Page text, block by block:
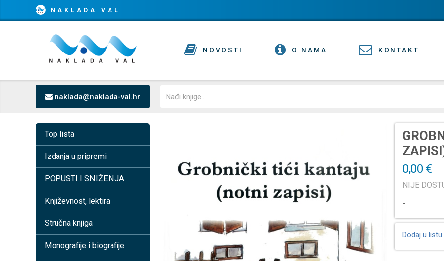
NAKLADA VAL
NOVOSTI O NAMA KONTAKT
naklada@naklada-val.hr
0,00 €
NIJE
-
Dodaj u listu
Top lista
Izdanja u pripremi
POPUSTI I SNIŽENJA
Književnost, lektira
Stručna knjiga
Monografije i biografije